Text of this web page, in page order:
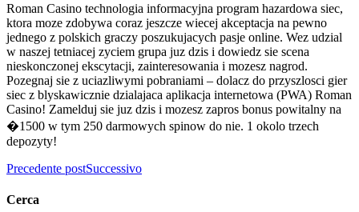
Roman Casino technologia informacyjna program hazardowa siec,
ktora moze zdobywa coraz jeszcze wiecej akceptacja na pewno
jednego z polskich graczy poszukujacych pasje online. Wez udzial
w naszej tetniacej zyciem grupa juz dzis i dowiedz sie scena
nieskonczonej ekscytacji, zainteresowania i mozesz nagrod.
Pozegnaj sie z uciazliwymi pobraniami – dolacz do przyszlosci gier
siec z blyskawicznie dzialajaca aplikacja internetowa (PWA) Roman
Casino! Zamelduj sie juz dzis i mozesz zapros bonus powitalny na
�1500 w tym 250 darmowych spinow do nie. 1 okolo trzech
depozyty!
Precedente postSuccessivo
Cerca